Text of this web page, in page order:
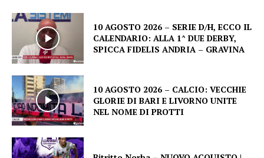
10 AGOSTO 2026 – SERIE D/H, ECCO IL
CALENDARIO: ALLA 1^ DUE DERBY,
SPICCA FIDELIS ANDRIA – GRAVINA
10 AGOSTO 2026 – CALCIO: VECCHIE
GLORIE DI BARI E LIVORNO UNITE
NEL NOME DI PROTTI